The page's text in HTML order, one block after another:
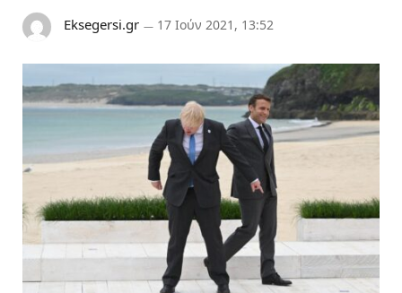
Eksegersi.gr 17 Ιούν 2021, 13:52